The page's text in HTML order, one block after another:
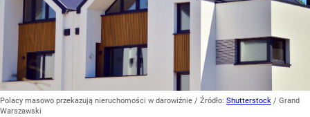
Polacy masowo przekazują nieruchomości w darowiźnie / Źródło: Shutterstock / Grand
Warszawski